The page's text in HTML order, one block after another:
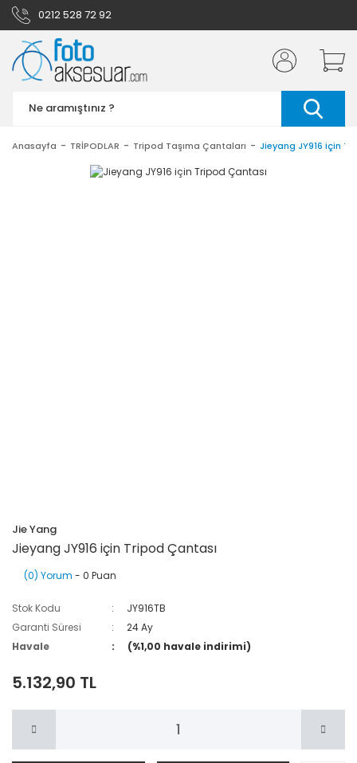
0212 528 72 92
Anasayfa TRİPODLAR Tripod Taşıma Çantaları Jieyang JY916 için
Jie Yang
Jieyang JY916 için Tripod Çantası
(0) Yorum - 0 Puan
Stok Kodu
JY916TB
Garanti Süresi
24 Ay
Havale
(%1,00 havale indirimi)
5.132,90 TL